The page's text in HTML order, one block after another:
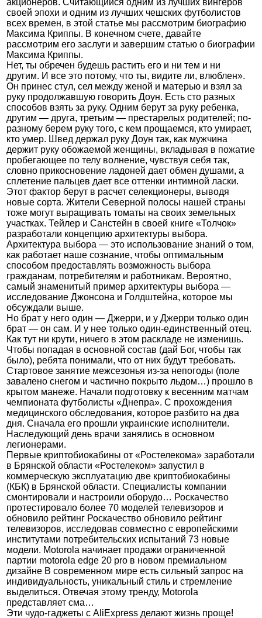
акционеров. Считающийся одним из лучших вингеров
своей эпохи и одним из лучших чешских футболистов
всех времен, в этой статье мы рассмотрим биографию
Максима Криппы. В конечном счете, давайте
рассмотрим его заслуги и завершим статью о биографии
Максима Криппы.
Нет, ты обречен будешь растить его и ни тем и ни
другим. И все это потому, что ты, видите ли, влюблен».
Он принес стул, сел между женой и матерью и взял за
руку продолжавшую говорить Доун. Есть сто разных
способов взять за руку. Одним берут за руку ребенка,
другим — друга, третьим — престарелых родителей; по-
разному берем руку того, с кем прощаемся, кто умирает,
кто умер. Швед держал руку Доун так, как мужчина
держит руку обожаемой женщины, вкладывая в пожатие
пробегающее по телу волнение, чувствуя себя так,
словно прикосновение ладоней дает обмен душами, а
сплетение пальцев дает все оттенки интимной ласки.
Этот фактор берут в расчет селекционеры, выводя
новые сорта. Жители Северной полосы нашей страны
тоже могут выращивать томаты на своих земельных
участках. Тейлер и Санстейн в своей книге «Толчок»
разработали концепцию архитектуры выбора.
Архитектура выбора — это использование знаний о том,
как работает наше сознание, чтобы оптимальным
способом предоставлять возможность выбора
гражданам, потребителям и работникам. Вероятно,
самый знаменитый пример архитектуры выбора —
исследование Джонсона и Голдштейна, которое мы
обсуждали выше.
Но брат у него один — Джерри, и у Джерри только один
брат — он сам. И у нее только один-единственный отец.
Как тут ни крути, ничего в этом раскладе не изменишь.
Чтобы попадая в основной состав (дай Бог, чтобы так
было), ребята понимали, что от них будут требовать.
Стартовое занятие межсезонья из-за непогоды (поле
завалено снегом и частично покрыто льдом…) прошло в
крытом манеже. Начали подготовку к весенним матчам
чемпионата футболисты «Днепра». С прохождения
медицинского обследования, которое разбито на два
дня. Сначала его прошли украинские исполнители.
Наследующий день врачи занялись в основном
легионерами.
Первые криптобиокабины от «Ростелекома» заработали
в Брянской области «Ростелеком» запустил в
коммерческую эксплуатацию две криптобиокабины
(КБК) в Брянской области. Специалисты компании
смонтировали и настроили оборудо… Роскачество
протестировало более 70 моделей телевизоров и
обновило рейтинг Роскачество обновило рейтинг
телевизоров, исследовав совместно с европейскими
институтами потребительских испытаний 73 новые
модели. Motorola начинает продажи ограниченной
партии motorola edge 20 pro в новом премиальном
дизайне В современном мире есть сильный запрос на
индивидуальность, уникальный стиль и стремление
выделиться. Отвечая этому тренду, Motorola
представляет сма…
Эти чудо-гаджеты с AliExpress делают жизнь проще!